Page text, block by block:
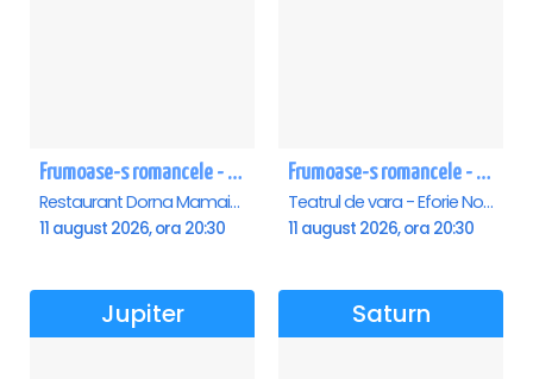
Frumoase-s romancele - Mamaia
Restaurant Dorna Mamaia, Mamaia
11 august 2026, ora 20:30
Frumoase-s romancele - Eforie Nord
Teatrul de vara - Eforie Nord, Eforie-Nord
11 august 2026, ora 20:30
Jupiter Saturn